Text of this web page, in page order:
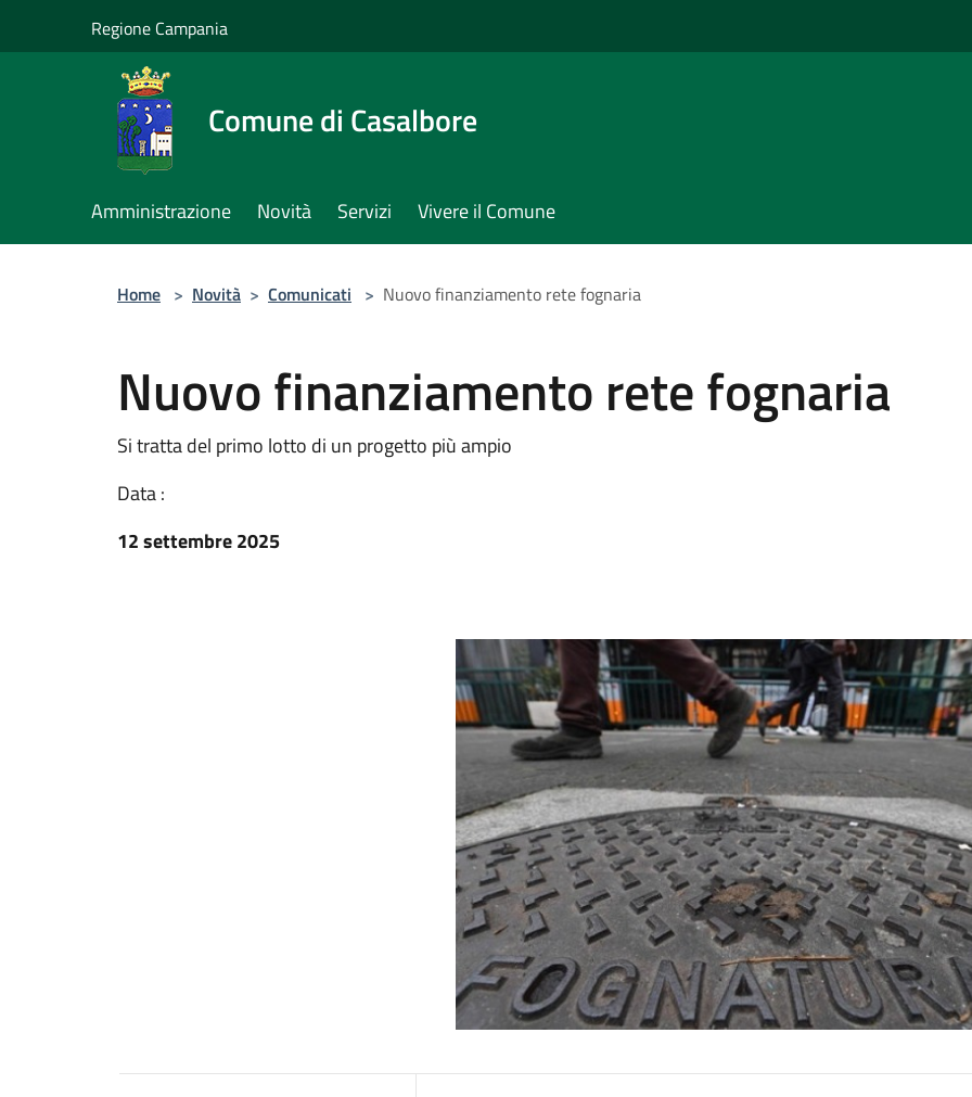
Regione Campania
Comune di Casalbore
Amministrazione Novità Servizi Vivere il Comune
Home > Novità > Comunicati > Nuovo finanziamento rete fognaria
Nuovo finanziamento rete fognaria
Si tratta del primo lotto di un progetto più ampio
Data :
12 settembre 2025